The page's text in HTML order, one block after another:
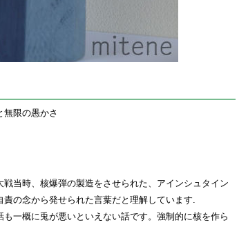
無限の愚かさ
戦当時、核爆弾の製造をさせられた、アインシュタイン
責の念から発せられた言葉だと理解しています.
も一概に兎が悪いといえない話です。強制的に核を作ら